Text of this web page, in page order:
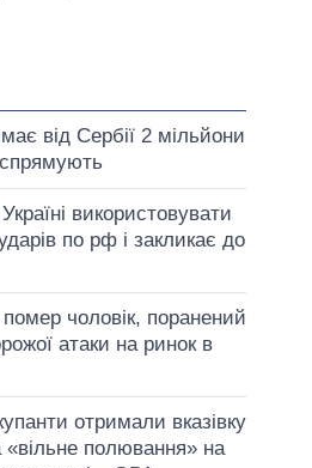
від Сербії 2 мільйони
використовувати
по рф і закликає до
чоловік, поранений
атаки на ринок в
отримали вказівку
«вільне полювання» на